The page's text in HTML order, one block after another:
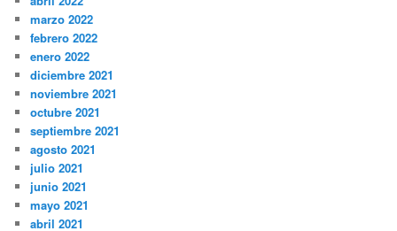
marzo 2022
febrero 2022
enero 2022
diciembre 2021
noviembre 2021
octubre 2021
septiembre 2021
agosto 2021
julio 2021
junio 2021
mayo 2021
abril 2021